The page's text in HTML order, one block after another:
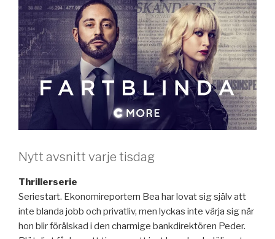
Nytt avsnitt varje tisdag
Thrillerserie
Seriestart. Ekonomireportern Bea har lovat sig själv att
inte blanda jobb och privatliv, men lyckas inte värja sig när
hon blir förälskad i den charmige bankdirektören Peder.